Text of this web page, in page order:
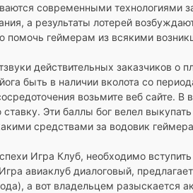
современными
а результаты лотерей
помочь геймерам из всякими
действительных заказчиков
быть в наличии вколота со
возьмите веб сайте.
Эти баллы бог велел
средствами за водовик
Игра Клуб, необходимо
авиаклуб диалоговый,
а вот владельцем разыскается